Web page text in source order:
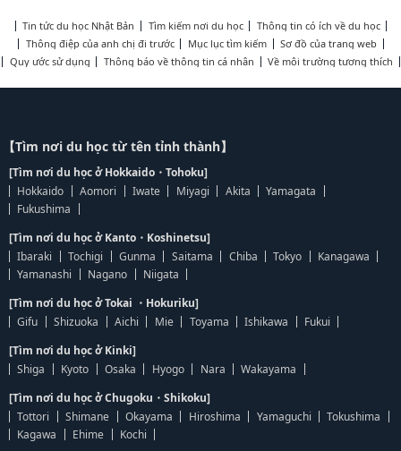
Tin tức du học Nhật Bản Tìm kiếm nơi du học
Thông tin có ích về du học
Thông điệp của anh chị đi trước
Mục lục tìm kiếm
Sơ đồ của trang web
Quy ước sử dụng
Thông báo về thông tin cá nhân Về môi trường tương thích
【Tìm nơi du học từ tên tỉnh thành】
[Tìm nơi du học ở Hokkaido・Tohoku]
Hokkaido
Aomori Iwate Miyagi Akita
Yamagata
Fukushima
[Tìm nơi du học ở Kanto・Koshinetsu]
Ibaraki
Tochigi Gunma Saitama Chiba Tokyo
Kanagawa
Yamanashi
Nagano
Niigata
[Tìm nơi du học ở Tokai ・Hokuriku]
Gifu
Shizuoka Aichi Mie Toyama Ishikawa
Fukui
[Tìm nơi du học ở Kinki]
Shiga
Kyoto Osaka Hyogo Nara
Wakayama
[Tìm nơi du học ở Chugoku・Shikoku]
Tottori
Shimane Okayama Hiroshima Yamaguchi
Tokushima
Kagawa
Ehime
Kochi